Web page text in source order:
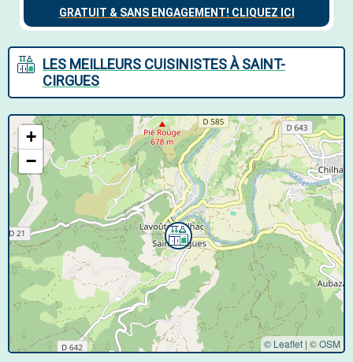
LES MEILLEURS CUISINISTES À SAINT-
CIRGUES
+
−
© Leaflet | ©OSM